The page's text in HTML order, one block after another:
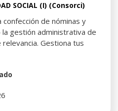
SOCIAL (I) (Consorci)
de nóminas y
gestión administrativa de
Gestiona tus